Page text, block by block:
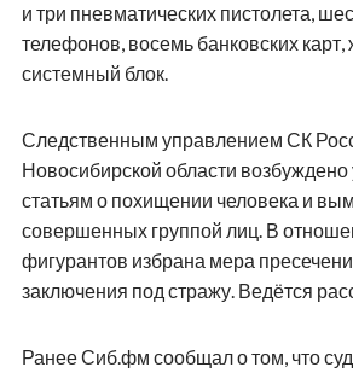
и три пневматических пистолета,
телефонов, восемь банковских карт,
системный блок.
Следственным управлением СК
Новосибирской области возбуждено
статьям о похищении человека и
совершенных группой лиц. В
фигурантов избрана мера
заключения под стражу. Ведётся
Ранее Сиб.фм сообщал о том, что